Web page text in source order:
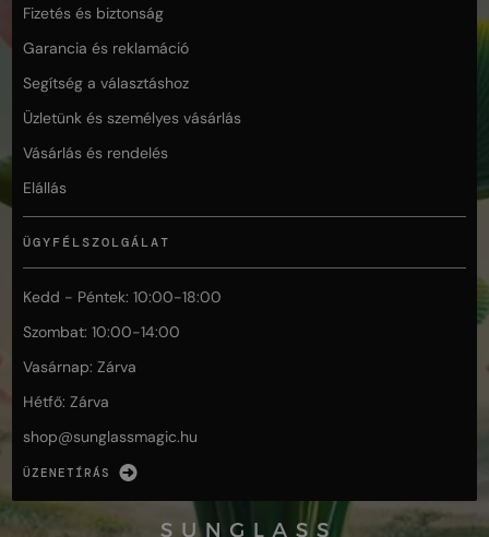
Fizetés és biztonság
Garancia és reklamáció
Segítség a választáshoz
Üzletünk és személyes vásárlás
Vásárlás és rendelés
Elállás
ÜGYFÉLSZOLGÁLAT
Kedd - Péntek: 10:00-18:00
Szombat: 10:00-14:00
Vasárnap: Zárva
Hétfő: Zárva
shop@sunglassmagic.hu
ÜZENETÍRÁS